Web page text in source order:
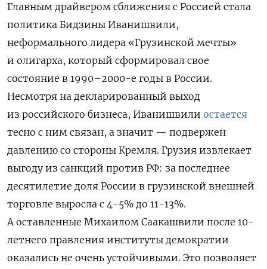
Главным драйвером сближения с Россией стала
политика Бидзины Иванишвили,
неформального лидера «Грузинской мечты»
и олигарха, который сформировал свое
состояние в 1990–2000-е годы в России.
Несмотря на декларированный выход
из российского бизнеса, Иванишвили остается
тесно с ним связан, а значит — подвержен
давлению со стороны Кремля. Грузия извлекает
выгоду из санкций против РФ: за последнее
десятилетие доля России в грузинской внешней
торговле выросла с 4-5% до 11-13%.
А оставленные Михаилом Саакашвили после 10-
летнего правления институты демократии
оказались не очень устойчивыми. Это позволяет